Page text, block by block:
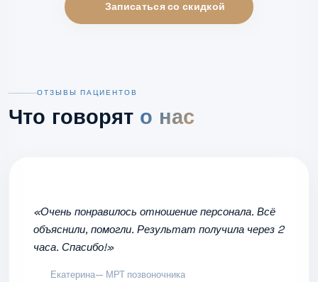
Записаться со скидкой
ОТЗЫВЫ ПАЦИЕНТОВ
Что говорят о нас
«Очень понравилось отношение персонала. Всё
объяснили, помогли. Результат получила через 2
часа. Спасибо!»
Екатерина— МРТ позвоночника